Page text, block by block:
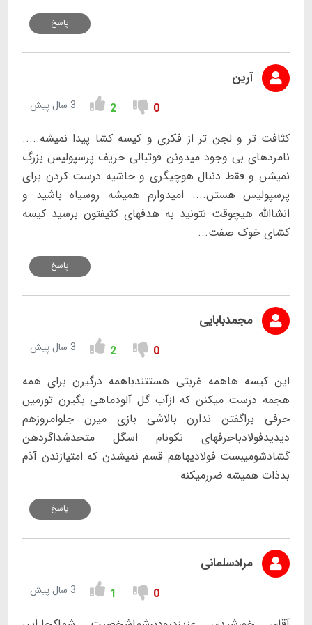
پاسخ
آرین
0
2 3 سال پیش
کثافت تر و لجن تر از فکری و کیسه کشا پیدا نمیشه.....
نامردهای بی وجود میدونن فوتبالی حریف پرسپولیس بزرگ
نمیشن و فقط دنبال هوچیگری و حاشیه درست کردن برای
پرسپولیس هستن.... امیدوارم همیشه روسیاه باشید و
انشاالله هیچوقت نتونید به هدفهای کثیفتون برسید کیسه
کشای خوک صفت...
پاسخ
مجمدبابایی
0
2 3 سال پیش
این کیسه هاهمه غربتی هستتندباهمه درگیرن برای همه
هجمه درست میکنن که ازآب گل آلودماهی بگیرن توزمین
حرفی براگفتن ندارن بالاشی بازی میرن جلوامروزهم
دیدیدفولادباحرفهای نکونام اسگل متحدشداگردهن
گشادشومیبست فولادیهاهم قسم نمیشدن که امتیازندن آذم
بدذات همیشه ضررمیکنه
پاسخ
مرادسلمانی
0
1 3 سال پیش